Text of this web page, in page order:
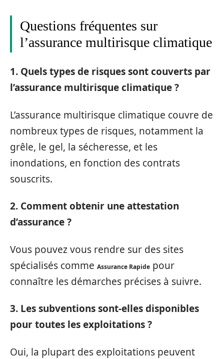
Questions fréquentes sur
l’assurance multirisque climatique
1. Quels types de risques sont couverts par
l’assurance multirisque climatique ?
L’assurance multirisque climatique couvre de
nombreux types de risques, notamment la
grêle, le gel, la sécheresse, et les
inondations, en fonction des contrats
souscrits.
2. Comment obtenir une attestation
d’assurance ?
Vous pouvez vous rendre sur des sites
spécialisés comme Assurance Rapide pour
connaître les démarches précises à suivre.
3. Les subventions sont-elles disponibles
pour toutes les exploitations ?
Oui, la plupart des exploitations peuvent